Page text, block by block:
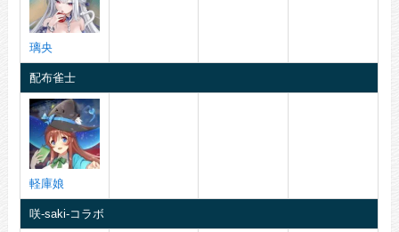
璃央
配布雀士
軽庫娘
咲-saki-コラボ